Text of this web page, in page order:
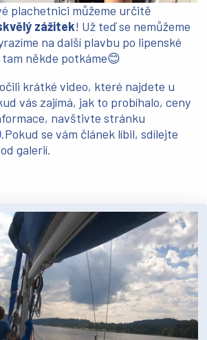
plachetnici můžeme určitě
zážitek! Už teď se nemůžeme
na další plavbu po lipenské
někde potkáme😊
krátké video, které najdete u
vás zajímá, jak to probíhalo, ceny
navštivte stránku
.Pokud se vám článek líbil, sdílejte
galerií.